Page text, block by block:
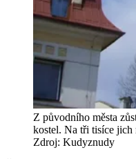
Z původního města
kostel. Na tři tisíce
Zdroj: Kudyznudy